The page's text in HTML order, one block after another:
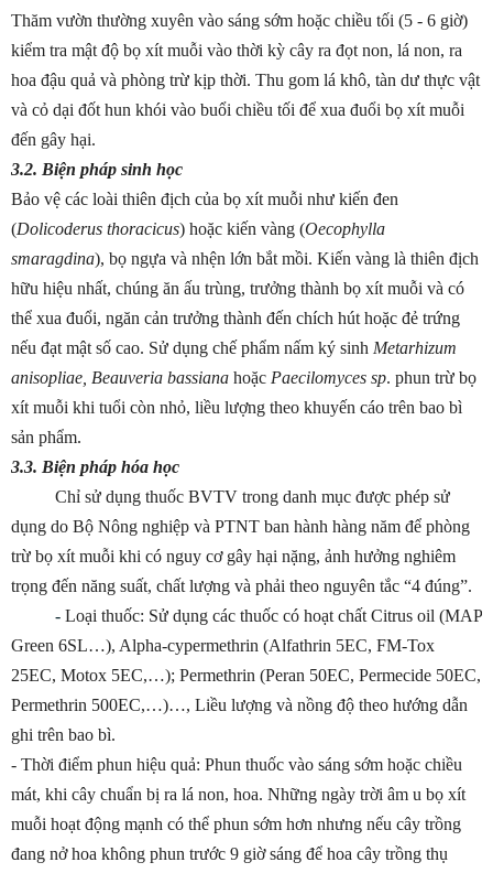
Thăm vườn thường xuyên vào sáng sớm hoặc chiều tối (5 - 6 giờ)
kiểm tra mật độ bọ xít muỗi vào thời kỳ cây ra đọt non, lá non, ra
hoa đậu quả và phòng trừ kịp thời. Thu gom lá khô, tàn dư thực vật
và cỏ dại đốt hun khói vào buổi chiều tối để xua đuổi bọ xít muỗi
đến gây hại.
3.2. Biện pháp sinh học
Bảo vệ các loài thiên địch của bọ xít muỗi như kiến đen
(Dolicoderus thoracicus) hoặc kiến vàng (Oecophylla
smaragdina), bọ ngựa và nhện lớn bắt mồi. Kiến vàng là thiên địch
hữu hiệu nhất, chúng ăn ấu trùng, trưởng thành bọ xít muỗi và có
thể xua đuổi, ngăn cản trưởng thành đến chích hút hoặc đẻ trứng
nếu đạt mật số cao. Sử dụng chế phẩm nấm ký sinh Metarhizum
anisopliae, Beauveria bassiana hoặc Paecilomyces sp. phun trừ bọ
xít muỗi khi tuổi còn nhỏ, liều lượng theo khuyến cáo trên bao bì
sản phẩm.
3.3. Biện pháp hóa học
Chỉ sử dụng thuốc BVTV trong danh mục được phép sử
dụng do Bộ Nông nghiệp và PTNT ban hành hàng năm để phòng
trừ bọ xít muỗi khi có nguy cơ gây hại nặng, ảnh hưởng nghiêm
trọng đến năng suất, chất lượng và phải theo nguyên tắc “4 đúng”.
- Loại thuốc: Sử dụng các thuốc có hoạt chất Citrus oil (MAP
Green 6SL…), Alpha-cypermethrin (Alfathrin 5EC, FM-Tox
25EC, Motox 5EC,…); Permethrin (Peran 50EC, Permecide 50EC,
Permethrin 500EC,…)…, Liều lượng và nồng độ theo hướng dẫn
ghi trên bao bì.
- Thời điểm phun hiệu quả: Phun thuốc vào sáng sớm hoặc chiều
mát, khi cây chuẩn bị ra lá non, hoa. Những ngày trời âm u bọ xít
muỗi hoạt động mạnh có thể phun sớm hơn nhưng nếu cây trồng
đang nở hoa không phun trước 9 giờ sáng để hoa cây trồng thụ